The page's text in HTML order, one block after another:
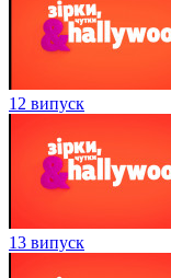
12 випуск
13 випуск